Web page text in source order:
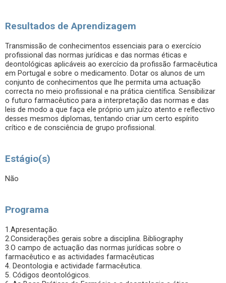
Resultados de Aprendizagem
Transmissão de conhecimentos essenciais para o exercício
profissional das normas jurídicas e das normas éticas e
deontológicas aplicáveis ao exercício da profissão farmacêutica
em Portugal e sobre o medicamento. Dotar os alunos de um
conjunto de conhecimentos que lhe permita uma actuação
correcta no meio profissional e na prática científica. Sensibilizar
o futuro farmacêutico para a interpretação das normas e das
leis de modo a que faça ele próprio um juízo atento e reflectivo
desses mesmos diplomas, tentando criar um certo espírito
crítico e de consciência de grupo profissional.
Estágio(s)
Não
Programa
1.Apresentação.
2.Considerações gerais sobre a disciplina. Bibliography
3.O campo de actuação das normas jurídicas sobre o
farmacêutico e as actividades farmacêuticas
4. Deontologia e actividade farmacêutica.
5. Códigos deontológicos.